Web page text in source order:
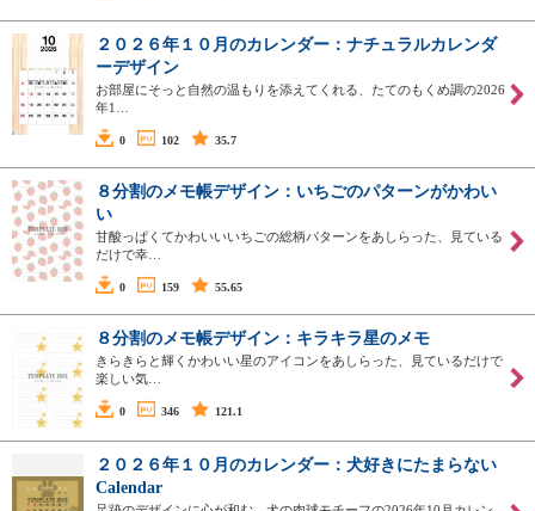
２０２６年１０月のカレンダー：ナチュラルカレンダ
ーデザイン
お部屋にそっと自然の温もりを添えてくれる、たてのもくめ調の2026
年1…
0 102 35.7
８分割のメモ帳デザイン：いちごのパターンがかわい
い
甘酸っぱくてかわいいいちごの総柄パターンをあしらった、見ている
だけで幸…
0 159 55.65
８分割のメモ帳デザイン：キラキラ星のメモ
きらきらと輝くかわいい星のアイコンをあしらった、見ているだけで
楽しい気…
0 346 121.1
２０２６年１０月のカレンダー：犬好きにたまらない
Calendar